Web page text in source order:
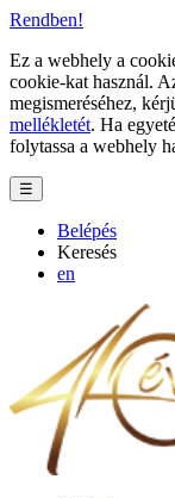
Rendben!
Ez a webhely a
cookie-kat használ.
megismeréséhez,
mellékletét. Ha
folytassa a webhely
☰
Belépés
Keresés
en